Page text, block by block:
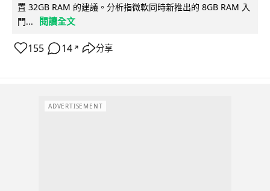
置 32GB RAM 的建議。分析指微軟同時新推出的 8GB RAM 入
門...
閱讀全文
155 14 ↗ 分享
ADVERTISEMENT